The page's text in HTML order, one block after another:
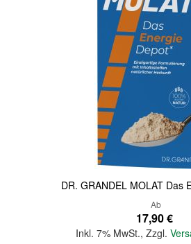
DR. GRANDEL MOLAT Das
Ab
17,90 €
Inkl. 7% MwSt., Zzgl.